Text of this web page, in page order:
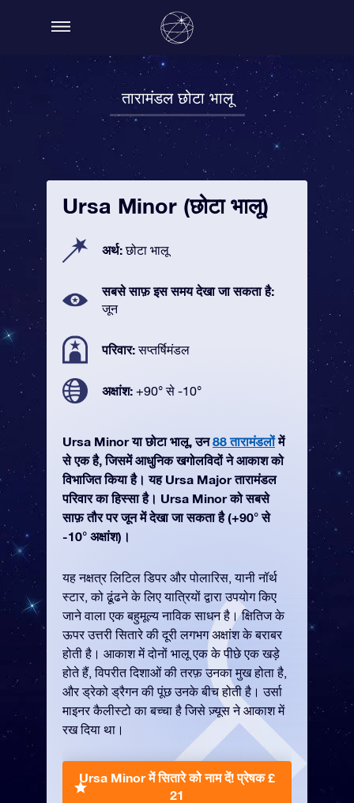
तारामंडल छोटा भालू
Ursa Minor (छोटा भालू)
अर्थ:छोटा भालू
सबसे साफ़ इस समय देखा जा सकता है:
जून
परिवार:सप्तर्षिमंडल
अक्षांश: +90° से -10°
Ursa Minor या छोटा भालू, उन88 तारामंडलोंमें
से एक है, जिसमें आधुनिक खगोलविदों ने आकाश को
विभाजित किया है। यह Ursa Major तारामंडल
परिवार का हिस्सा है। Ursa Minor को सबसे
साफ़ तौर पर जून में देखा जा सकता है (+90° से
-10° अक्षांश)।
यह नक्षत्र लिटिल डिपर और पोलारिस, यानी नॉर्थ
स्टार, को ढूंढने के लिए यात्रियों द्वारा उपयोग किए
जाने वाला एक बहुमूल्य नाविक साधन है। क्षितिज के
ऊपर उत्तरी सितारे की दूरी लगभग अक्षांश के बराबर
होती है। आकाश में दोनों भालू एक के पीछे एक खड़े
होते हैं, विपरीत दिशाओं की तरफ़ उनका मुख होता है,
और ड्रेको ड्रैगन की पूंछ उनके बीच होती है। उर्सा
माइनर कैलीस्टो का बच्चा है जिसे ज़्यूस ने आकाश में
रख दिया था।
Ursa Minor में सितारे को नाम दें!प्रेषक £
21